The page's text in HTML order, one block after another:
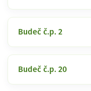
Budeč č.p. 2
Budeč č.p. 20